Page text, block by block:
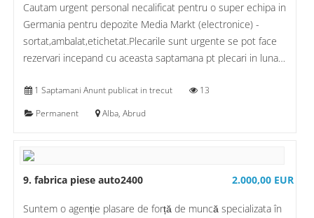
Cautam urgent personal necalificat pentru o super echipa in
Germania pentru depozite Media Markt (electronice) -
sortat,ambalat,etichetat.Plecarile sunt urgente se pot face
rezervari incepand cu aceasta saptamana pt plecari in luna…
1 Saptamani Anunt publicat in trecut
13
Permanent
Alba, Abrud
9. fabrica piese auto2400 2.000,00 EUR
Suntem o agenție plasare de forță de muncă specializata în